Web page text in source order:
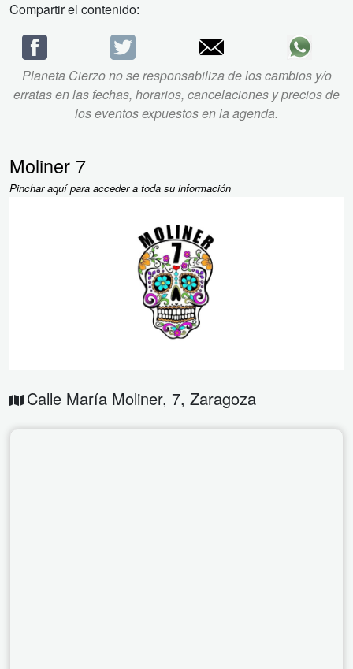
Compartir el contenido:
Planeta Cierzo no se responsabiliza de los cambios y/o
erratas en las fechas, horarios, cancelaciones y precios de
los eventos expuestos en la agenda.
Moliner 7
Pinchar aquí para acceder a toda su información
Calle María Moliner, 7, Zaragoza